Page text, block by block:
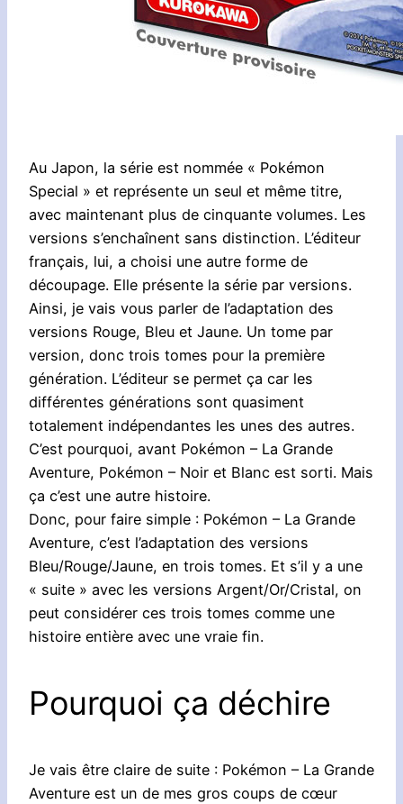
Au Japon, la série est nommée « Pokémon
Special » et représente un seul et même titre,
avec maintenant plus de cinquante volumes. Les
versions s’enchaînent sans distinction. L’éditeur
français, lui, a choisi une autre forme de
découpage. Elle présente la série par versions.
Ainsi, je vais vous parler de l’adaptation des
versions Rouge, Bleu et Jaune. Un tome par
version, donc trois tomes pour la première
génération. L’éditeur se permet ça car les
différentes générations sont quasiment
totalement indépendantes les unes des autres.
C’est pourquoi, avant Pokémon – La Grande
Aventure, Pokémon – Noir et Blanc est sorti. Mais
ça c’est une autre histoire.
Donc, pour faire simple : Pokémon – La Grande
Aventure, c’est l’adaptation des versions
Bleu/Rouge/Jaune, en trois tomes. Et s’il y a une
« suite » avec les versions Argent/Or/Cristal, on
peut considérer ces trois tomes comme une
histoire entière avec une vraie fin.
Pourquoi ça déchire
Je vais être claire de suite : Pokémon – La Grande
Aventure est un de mes gros coups de cœur